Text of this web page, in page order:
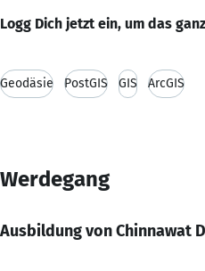
Logg Dich jetzt ein, um das
Geodäsie PostGIS GIS ArcGIS
Werdegang
Ausbildung von Chinnawat